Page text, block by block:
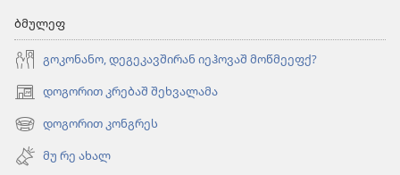
ბმულეფ
გოკონანო, დეგეკავშირან იეჰოვაშ მოწმეეფქ?
დოგორით კრებაშ შეხვალამა
(ახალ
ფანჯარაშ
გონწყუმა)
დოგორით კონგრეს
(ახალ
ფანჯარაშ
გონწყუმა)
მუ რე ახალ